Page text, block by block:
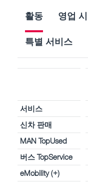
활동 영업
특별 서비스
서비스
신차 판매
MAN TopUsed
버스 TopService
eMobility (+)